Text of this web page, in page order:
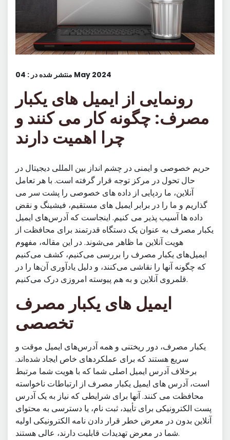
منتشر شده در : 04 May 2024
رونمایی از ایمیل های یکبار
مصرف: چگونه کار می کنند و
چرا اهمیت دارند
حریم خصوصی و ایمنی در چشم انداز بین المللی دیجیتال در
حال تحول در مرکز توجه قرار گرفته است. با هر تعامل
آنلاین، ما ردپایی از داده های خصوصی را پشت سر می
گذاریم و ما را در برابر ایمیل های مستقیم، فیشینگ و نقض
داده ها آسیب پذیر می کنیم. اینجاست که آدرس‌های ایمیل
یکبار مصرف به عنوان یک دستگاه قدرتمند برای محافظت از
هویت آنلاین ما ظاهر می‌شوند. در این مقاله، مفهوم
ایمیل‌های یکبار مصرف را بررسی می‌کنیم، کشف می‌کنیم
که چگونه آنها را نقاشی می‌کنند، و دلیل یادآوری آن‌ها را در
قلمروی آنلاین و به هم پیوسته امروزی درک می‌کنیم.
ایمیل های یکبار مصرف
تخصصی
یکبار مصرف، دور ریختنی و همه آدرس‌های ایمیل موقت و
سریع هستند که برای عملکردهای خاص ایجاد شده‌اند.
برخلاف آدرس ایمیل اصلی شما که با هویت شما مرتبط
است، آدرس های ایمیل یکبار مصرف از ارتباطات ناخواسته
محافظت می کنند. آنها برای شرایطی که نیاز به یک آدرس
پست الکترونیکی برای تأیید، ثبت نام، یا دسترسی به محتوای
آنلاین بدون در معرض خطر قرار دادن نامه الکترونیکی اولیه
شما در معرض تهدیدات قابلیت دارند، عالی هستند.